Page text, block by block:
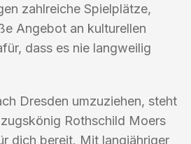
zahlreiche Spielplätze,
Angebot an kulturellen
dass es nie langweilig
Dresden umzuziehen, steht
Rothschild Moers
dich bereit. Mit langjähriger